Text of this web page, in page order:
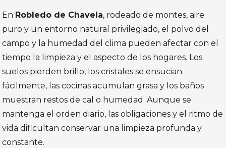
En Robledo de Chavela, rodeado de montes, aire
puro y un entorno natural privilegiado, el polvo del
campo y la humedad del clima pueden afectar con el
tiempo la limpieza y el aspecto de los hogares. Los
suelos pierden brillo, los cristales se ensucian
fácilmente, las cocinas acumulan grasa y los baños
muestran restos de cal o humedad. Aunque se
mantenga el orden diario, las obligaciones y el ritmo de
vida dificultan conservar una limpieza profunda y
constante.